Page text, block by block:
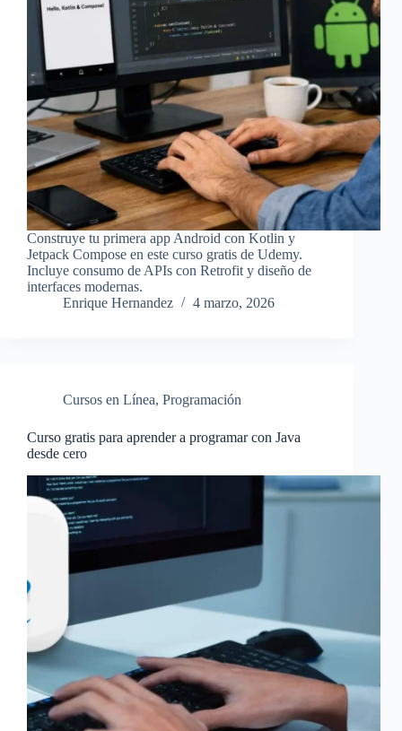
Construye tu primera app Android con Kotlin y
Jetpack Compose en este curso gratis de Udemy.
Incluye consumo de APIs con Retrofit y diseño de
interfaces modernas.
Enrique Hernandez
4 marzo, 2026
Cursos en Línea, Programación
Curso gratis para aprender a programar con Java
desde cero